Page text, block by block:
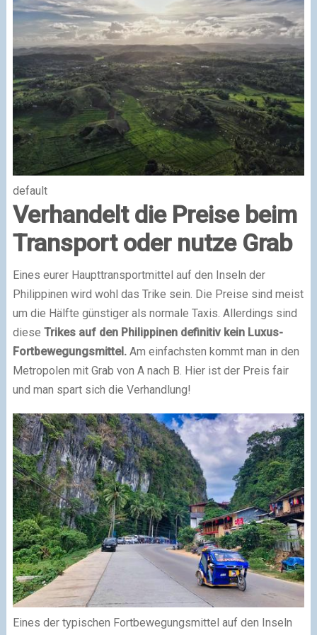
default
Verhandelt die Preise beim
Transport oder nutze Grab
Eines eurer Haupttransportmittel auf den Inseln der
Philippinen wird wohl das Trike sein. Die Preise sind meist
um die Hälfte günstiger als normale Taxis. Allerdings sind
diese Trikes auf den Philippinen definitiv kein Luxus-
Fortbewegungsmittel.Am einfachsten kommt man in den
Metropolen mit Grab von A nach B. Hier ist der Preis fair
und man spart sich die Verhandlung!
Eines der typischen Fortbewegungsmittel auf den Inseln